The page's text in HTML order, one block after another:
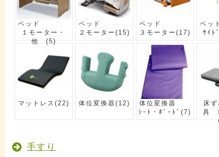
ベッド
１モーター・
他(5)
ベッド
２モーター (15)
ベッド
３モーター (17)
ベッ
ｻｲﾄ
マットレス (22) 体位変換器 (12)
体位変換器
ｼｰﾄ・ﾎﾞｰﾄﾞ(7)
床
具
手すり